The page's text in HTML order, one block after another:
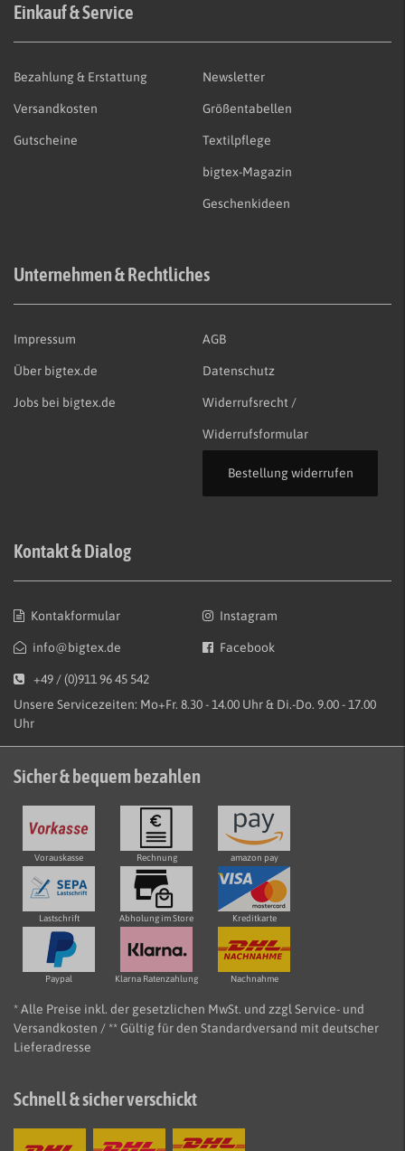
Einkauf & Service
Bezahlung & Erstattung
Versandkosten
Gutscheine
Newsletter
Größentabellen
Textilpflege
bigtex-Magazin
Geschenkideen
Unternehmen & Rechtliches
Impressum
Über bigtex.de
Jobs bei bigtex.de
AGB
Datenschutz
Widerrufsrecht /
Widerrufsformular
Bestellung widerrufen
Kontakt & Dialog
Kontakformular
info@bigtex.de
Instagram
Facebook
+49 / (0)911 96 45 542
Unsere Servicezeiten: Mo+Fr. 8.30 - 14.00 Uhr & Di.-Do. 9.00 - 17.00
Uhr
Sicher & bequem bezahlen
Vorauskasse Rechnung amazon pay
Lastschrift Abholung im Store Kreditkarte
Paypal Klarna Ratenzahlung Nachnahme
* Alle Preise inkl. der gesetzlichen MwSt. und zzgl Service- und
Versandkosten / ** Gültig für den Standardversand mit deutscher
Lieferadresse
Schnell & sicher verschickt